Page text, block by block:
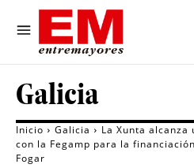
Galicia
Inicio Galicia
La Xunta
con la Fegamp para la
Fogar